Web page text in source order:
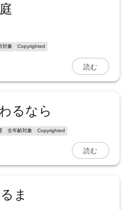
対象 Copyrighted
読む
るなら
全年齢対象 Copyrighted
読む
ま